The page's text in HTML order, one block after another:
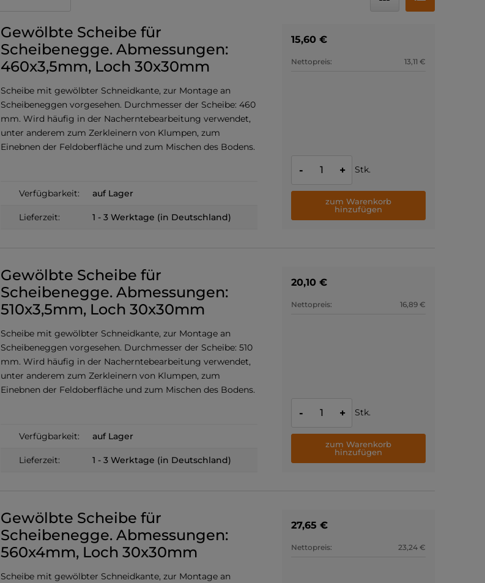
Gewölbte Scheibe für
Scheibenegge. Abmessungen:
460x3,5mm, Loch 30x30mm
Scheibe mit gewölbter Schneidkante, zur Montage an
Scheibeneggen vorgesehen. Durchmesser der Scheibe: 460
mm. Wird häufig in der Nacherntebearbeitung verwendet,
unter anderem zum Zerkleinern von Klumpen, zum
Einebnen der Feldoberfläche und zum Mischen des Bodens.
Verfügbarkeit: auf Lager
Lieferzeit: 1 - 3 Werktage (in Deutschland)
15,60 €
Nettopreis: 13,11 €
- + Stk.
zum Warenkorb
hinzufügen
Gewölbte Scheibe für
Scheibenegge. Abmessungen:
510x3,5mm, Loch 30x30mm
Scheibe mit gewölbter Schneidkante, zur Montage an
Scheibeneggen vorgesehen. Durchmesser der Scheibe: 510
mm. Wird häufig in der Nacherntebearbeitung verwendet,
unter anderem zum Zerkleinern von Klumpen, zum
Einebnen der Feldoberfläche und zum Mischen des Bodens.
Verfügbarkeit: auf Lager
Lieferzeit: 1 - 3 Werktage (in Deutschland)
20,10 €
Nettopreis: 16,89 €
- + Stk.
zum Warenkorb
hinzufügen
Gewölbte Scheibe für
Scheibenegge. Abmessungen:
560x4mm, Loch 30x30mm
Scheibe mit gewölbter Schneidkante, zur Montage an
27,65 €
Nettopreis: 23,24 €